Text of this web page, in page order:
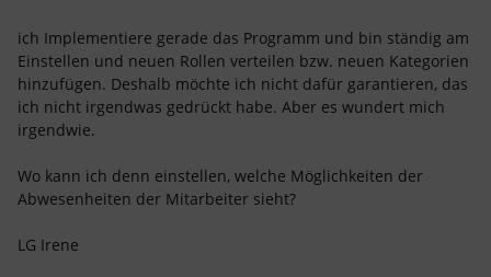
ich Implementiere gerade das Programm und bin ständig am
Einstellen und neuen Rollen verteilen bzw. neuen Kategorien
hinzufügen. Deshalb möchte ich nicht dafür garantieren, das
ich nicht irgendwas gedrückt habe. Aber es wundert mich
irgendwie.
Wo kann ich denn einstellen, welche Möglichkeiten der
Abwesenheiten der Mitarbeiter sieht?
LG Irene